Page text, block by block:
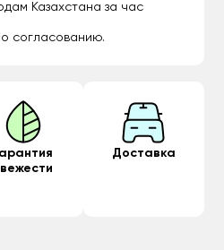
Казахстана за час
согласованию.
Доставка